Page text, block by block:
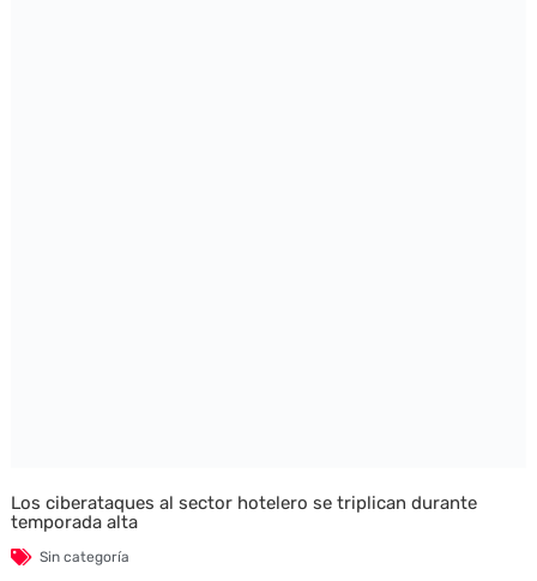
Los ciberataques al sector hotelero se triplican durante
temporada alta
Sin categoría